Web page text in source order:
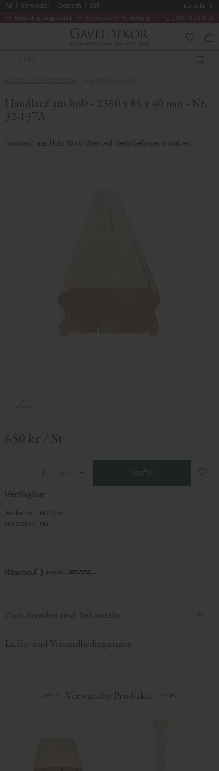
Kontakt
Sorgfältig ausgewählt Schwedische Herstellung 0046 18 20 61 20
Schweden Deutsch
SEK
MENÜ
Handlauf aus holz - 2350 x 85 x 40 mm - Nr.
32-137A
Handlauf aus Holz. Wird oben auf dem Geländer montiert.
650 kr / St.
+
- Kaufen
Zu
Verfügbar
Artikel-Nr. NG137A
Hersteller NG
Zum Bemalen und Behandeln
Liefer- und Versandbedingungen
Verwandte Produkte